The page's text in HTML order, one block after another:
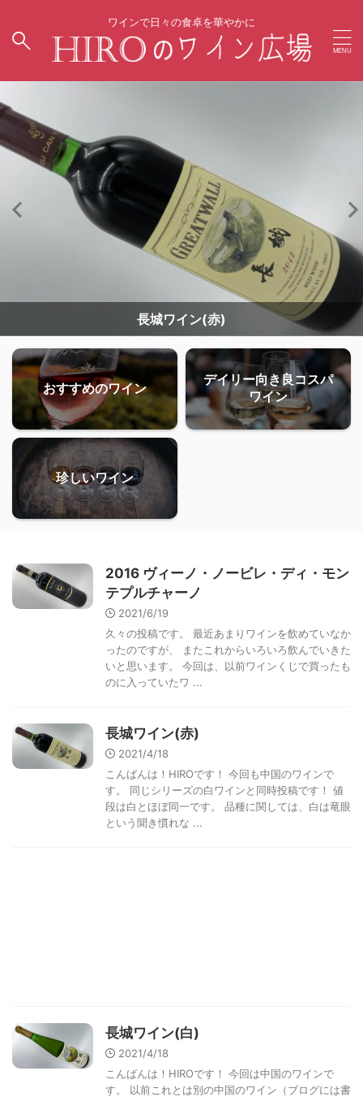
ワインで日々の食卓を華やかに
長城ワイン(赤)
おすすめのワイン
デイリー向き良コスパ
ワイン
珍しいワイン
2016 ヴィーノ・ノービレ・ディ・モン
テプルチャーノ
2021/6/19
久々の投稿です。 最近あまりワインを飲めていなか
ったのですが、 またこれからいろいろ飲んでいきた
いと思います。 今回は、以前ワインくじで買ったも
のに入っていたワ ...
長城ワイン(赤)
2021/4/18
こんばんは！HIROです！ 今回も中国のワインで
す。 同じシリーズの白ワインと同時投稿です！ 値
段は白とほぼ同一です。 品種に関しては、白は竜眼
という聞き慣れな ...
長城ワイン(白)
2021/4/18
こんばんは！HIROです！ 今回は中国のワインで
す。 以前これとは別の中国のワイン（ブログには書